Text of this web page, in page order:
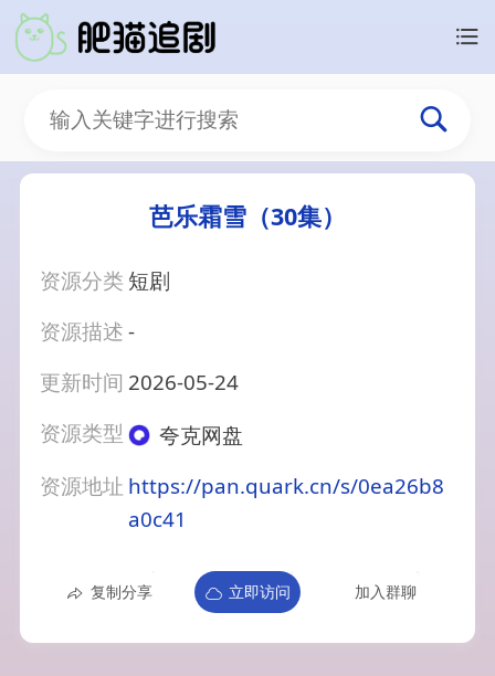
芭乐霜雪（30集）
资源分类 短剧
资源描述-
更新时间 2026-05-24
资源类型
夸克网盘
资源地址 https://pan.quark.cn/s/0ea26b8
a0c41
复制分享 立即访问 加入群聊